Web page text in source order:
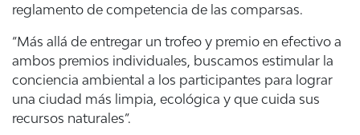
reglamento de competencia de las comparsas.
“Más allá de entregar un trofeo y premio en efectivo a
ambos premios individuales, buscamos estimular la
conciencia ambiental a los participantes para lograr
una ciudad más limpia, ecológica y que cuida sus
recursos naturales”.